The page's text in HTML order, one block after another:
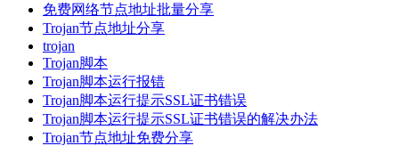
免费网络节点地址批量分享
Trojan节点地址分享
trojan
Trojan脚本
Trojan脚本运行报错
Trojan脚本运行提示SSL证书错误
Trojan脚本运行提示SSL证书错误的解决办法
Trojan节点地址免费分享